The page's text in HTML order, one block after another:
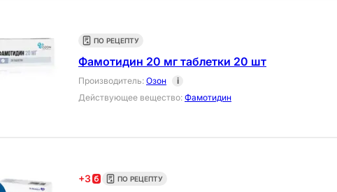
ПО РЕЦЕПТУ
Фамотидин 20 мг таблетки 20 шт
Производитель: Озон
i
Действующее вещество: Фамотидин
+3 ПО РЕЦЕПТУ